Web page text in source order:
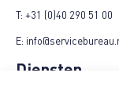
T: +31 (0)40 290 51 00
E:
Diensten